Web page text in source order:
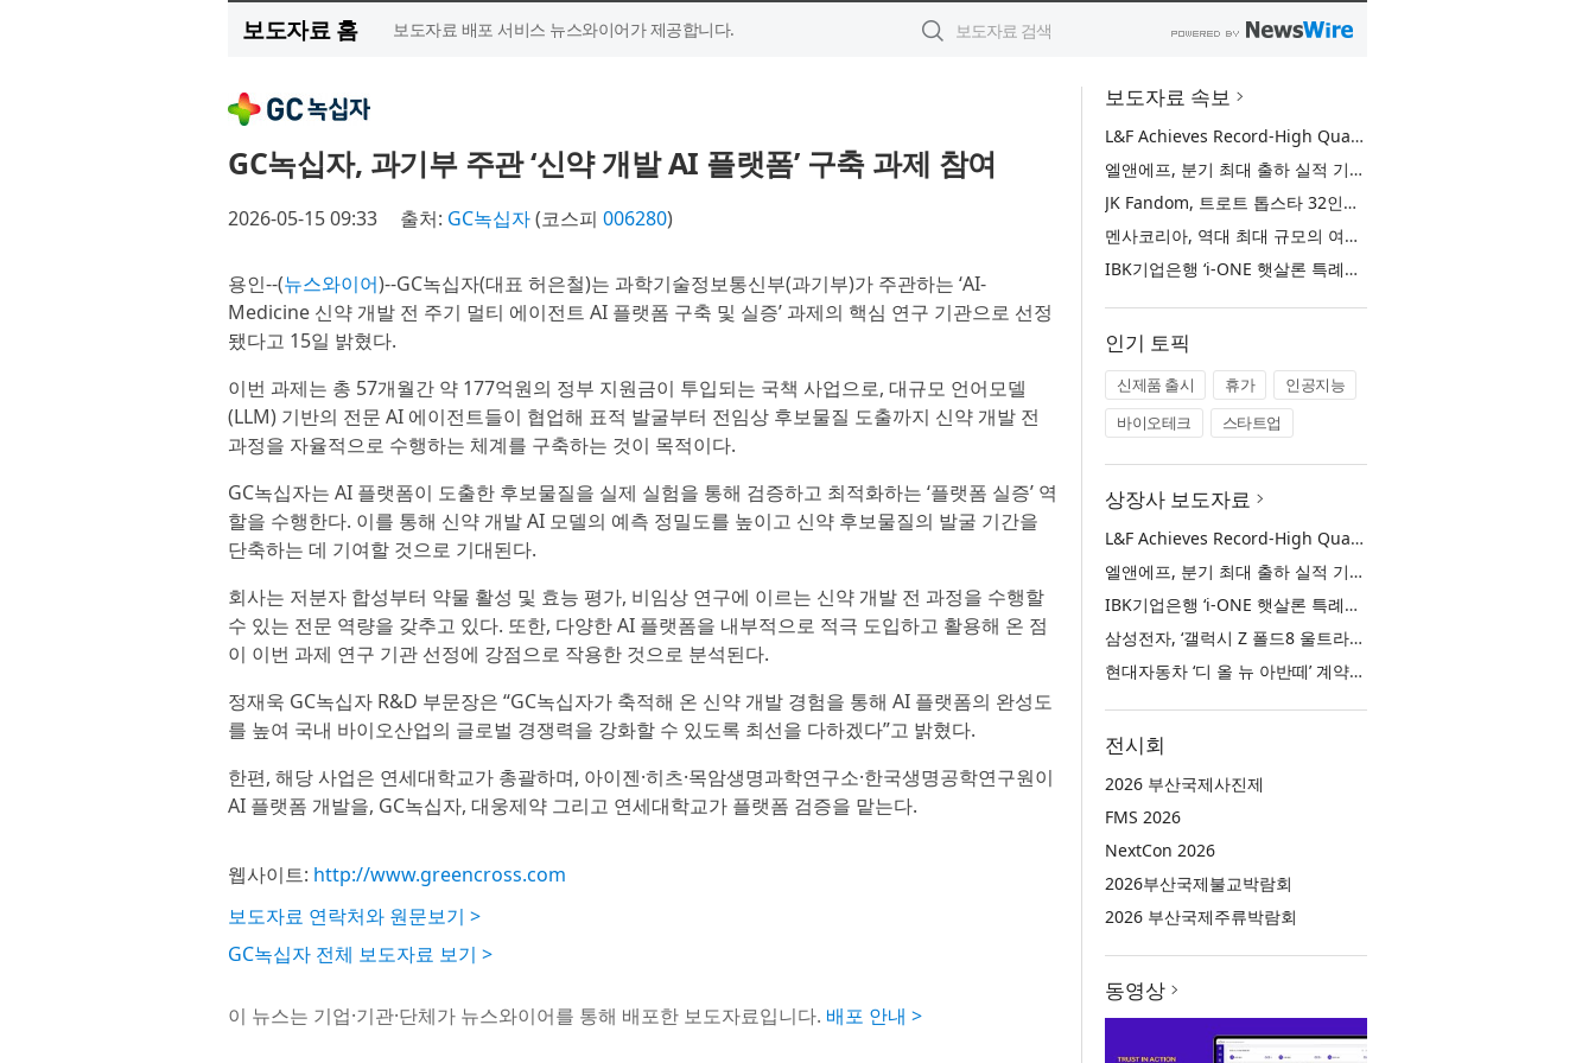
보도자료 홈 보도자료 배포 서비스 뉴스와이어가 제공합니다.
GC녹십자, 과기부 주관 ‘신약 개발 AI 플랫폼’ 구축 과제 참여
2026-05-15 09:33 출처: GC녹십자(코스피 006280)
용인--(뉴스와이어)--GC녹십자(대표 허은철)는 과학기술정보통신부(과기부)가 주관하는 ‘AI-
Medicine 신약 개발 전 주기 멀티 에이전트 AI 플랫폼 구축 및 실증’ 과제의 핵심 연구 기관으로 선정
됐다고 15일 밝혔다.
이번 과제는 총 57개월간 약 177억원의 정부 지원금이 투입되는 국책 사업으로, 대규모 언어모델
(LLM) 기반의 전문 AI 에이전트들이 협업해 표적 발굴부터 전임상 후보물질 도출까지 신약 개발 전
과정을 자율적으로 수행하는 체계를 구축하는 것이 목적이다.
GC녹십자는 AI 플랫폼이 도출한 후보물질을 실제 실험을 통해 검증하고 최적화하는 ‘플랫폼 실증’ 역
할을 수행한다. 이를 통해 신약 개발 AI 모델의 예측 정밀도를 높이고 신약 후보물질의 발굴 기간을
단축하는 데 기여할 것으로 기대된다.
회사는 저분자 합성부터 약물 활성 및 효능 평가, 비임상 연구에 이르는 신약 개발 전 과정을 수행할
수 있는 전문 역량을 갖추고 있다. 또한, 다양한 AI 플랫폼을 내부적으로 적극 도입하고 활용해 온 점
이 이번 과제 연구 기관 선정에 강점으로 작용한 것으로 분석된다.
정재욱 GC녹십자 R&D 부문장은 “GC녹십자가 축적해 온 신약 개발 경험을 통해 AI 플랫폼의 완성도
를 높여 국내 바이오산업의 글로벌 경쟁력을 강화할 수 있도록 최선을 다하겠다”고 밝혔다.
한편, 해당 사업은 연세대학교가 총괄하며, 아이젠·히츠·목암생명과학연구소·한국생명공학연구원이
AI 플랫폼 개발을, GC녹십자, 대웅제약 그리고 연세대학교가 플랫폼 검증을 맡는다.
웹사이트: http://www.greencross.com
보도자료 연락처와 원문보기 >
GC녹십자 전체 보도자료 보기 >
이 뉴스는 기업·기관·단체가 뉴스와이어를 통해 배포한 보도자료입니다. 배포 안내 >
보도자료 속보
L&F Achieves Record-High Quarterly Shipments, Begins LFP Supply for North American ESS in Q3 Advancing its Two-Track NCM and LFP Growth Strategy
엘앤에프, 분기 최대 출하 실적 기록… 3분기 북미 ESS향 LFP 공급 착수 NCM+LFP ‘2-Track’ 성장 전략 실현
JK Fandom, 트로트 톱스타 32인의 서바이벌 투표 ‘트롯 전쟁 - 최후의 왕좌’ 개최
멘사코리아, 역대 최대 규모의 여름 모꼬지 ‘2026 멘사 마법학교’ 성료
IBK기업은행 ‘i-ONE 햇살론 특례보증’ 출시
인기 토픽
신제품 출시 휴가
인공지능
바이오테크
스타트업
상장사 보도자료
L&F Achieves Record-High Quarterly Shipments, Begins LFP Supply for North American ESS in Q3 Advancing its Two-Track NCM and LFP Growth Strategy
엘앤에프, 분기 최대 출하 실적 기록… 3분기 북미 ESS향 LFP 공급 착수 NCM+LFP ‘2-Track’ 성장 전략 실현
IBK기업은행 ‘i-ONE 햇살론 특례보증’ 출시
삼성전자, ‘갤럭시 Z 폴드8 울트라·폴드8·플립8’과 ‘갤럭시 워치 울트라2·워치9’ 국내 공식 출시
현대자동차 ‘디 올 뉴 아반떼’ 계약 첫날 1만 대 돌파
전시회
2026 부산국제사진제
FMS 2026
NextCon 2026
2026부산국제불교박람회
2026 부산국제주류박람회
동영상